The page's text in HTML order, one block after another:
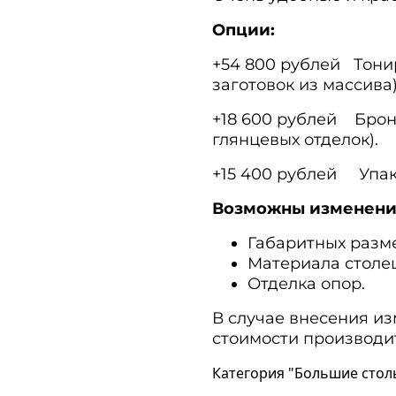
Опции:
+54 800 рублей
заготовок из
+18 600 рублей
глянцевых отделок).
+15 400 рублей
Возможны
Габаритных
Материала
Отделка опор.
В случае внесения
стоимости
Категория "Большие